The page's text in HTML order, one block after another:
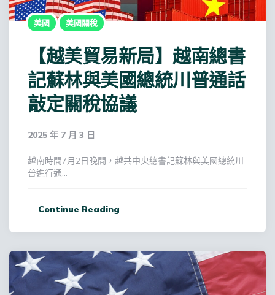
美國 美國關稅
【越美貿易新局】越南總書
記蘇林與美國總統川普通話
敲定關稅協議
2025 年 7 月 3 日
越南時間7月2日晚間，越共中央總書記蘇林與美國總統川
普進行通…
Continue Reading